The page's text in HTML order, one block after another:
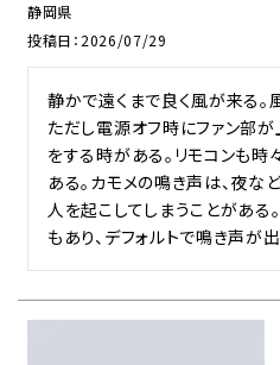
静岡県
投稿日 2026/07/29
静かで遠くまで良く風が来る。
ただし電源オフ時にファン部
をする時がある。リモコンも
ある。カモメの鳴き声は、夜な
人を起こしてしまうことがあ
もあり、デフォルトで鳴き声が